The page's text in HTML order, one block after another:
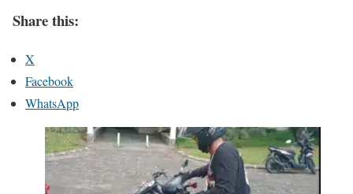
Share this:
X
Facebook
WhatsApp